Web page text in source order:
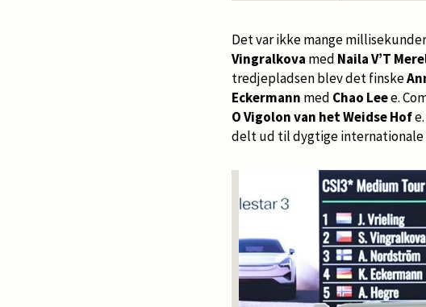
Det var ikke mange
Vingralkova med Naila V’T
tredjepladsen blev det finske
Eckermann med Chao Leee.
O Vigolon van het Weidse Hof
delt ud til dygtige internationale